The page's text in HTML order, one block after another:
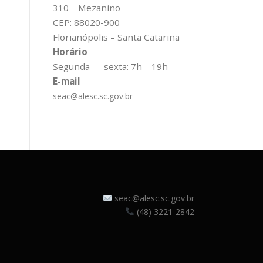
310 – Mezanino
CEP: 88020-900
Florianópolis – Santa Catarina
Horário
Segunda — sexta: 7h – 19h
E-mail
seac@alesc.sc.gov.br
seac@alesc.sc.gov.br
(48) 3221-2842